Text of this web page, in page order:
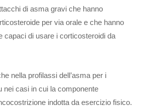
di asma gravi che hanno
per via orale e che hanno
capaci di usare i corticosteroidi da
nella profilassi dell’asma per i
nei casi in cui la componente
indotta da esercizio fisico.